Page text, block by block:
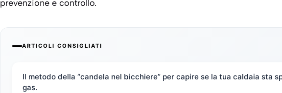
prevenzione e controllo.
ARTICOLI CONSIGLIATI
Il metodo della “candela nel bicchiere” per capire se la tua caldaia sta
gas.